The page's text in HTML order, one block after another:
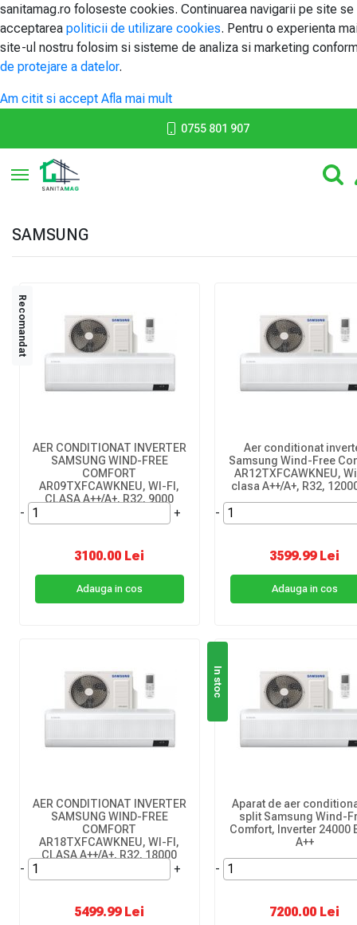
sanitamag.ro foloseste cookies. Continuarea navigarii pe site
acceptarea politicii de utilizare cookies. Pentru o experienta
site-ul nostru folosim si sisteme de analiza si marketing
de protejare a datelor.
Am citit si accept Afla mai mult
0755 801 907
Toggle navigation
SAMSUNG
Recomandat
AER CONDITIONAT INVERTER
SAMSUNG WIND-FREE
COMFORT
AR09TXFCAWKNEU, WI-FI,
CLASA A++/A+, R32, 9000
- +
3100.00 Lei
Adauga in cos
Aer conditionat
Samsung Wind-Free
AR12TXFCAWKNEU,
clasa A++/A+, R32,
-
3599.99 Lei
Adauga in cos
AER CONDITIONAT INVERTER
SAMSUNG WIND-FREE
COMFORT
AR18TXFCAWKNEU, WI-FI,
CLASA A++/A+, R32, 18000
- +
5499.99 Lei
In stoc
Aparat de aer
split Samsung Wind-
Comfort, Inverter 24000
A++
-
7200.00 Lei